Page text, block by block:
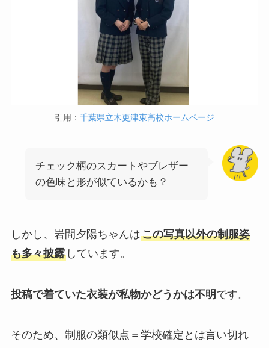
引用： 千葉県立木更津東高校ホームページ
チェック柄のスカートやブレザー
の色味と形が似ているかも？
しかし、岩間夕陽ちゃんはこの写真以外の制服姿
も多々披露しています。
投稿で着ていた衣装が私物かどうかは不明 です。
そのため、制服の類似点＝学校確定とは言い切れ